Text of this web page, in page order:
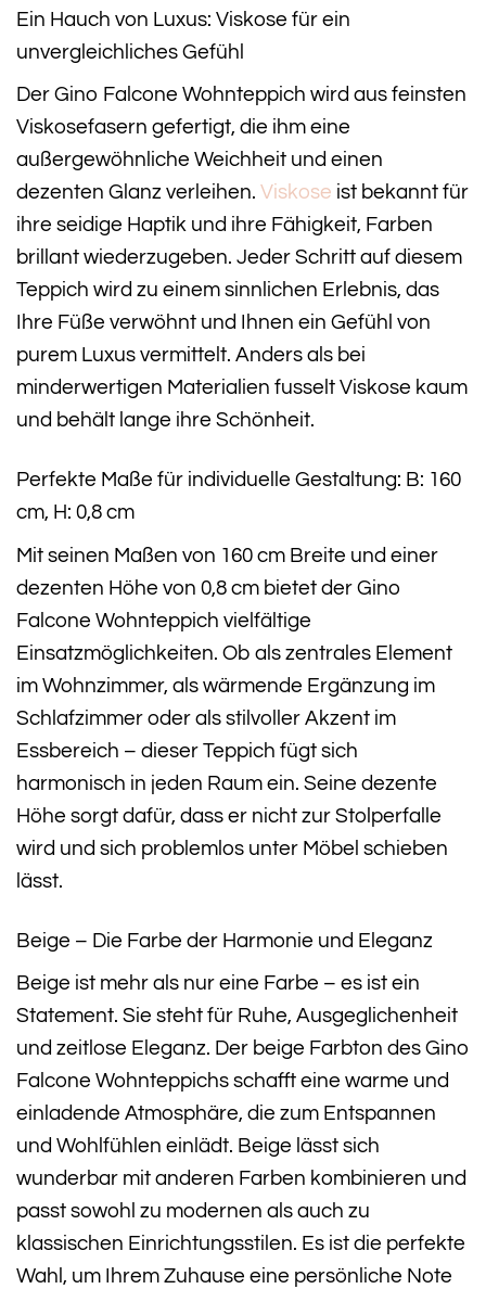
Ein Hauch von Luxus: Viskose für ein
unvergleichliches Gefühl
Der Gino Falcone Wohnteppich wird aus feinsten
Viskosefasern gefertigt, die ihm eine
außergewöhnliche Weichheit und einen
dezenten Glanz verleihen. Viskose ist bekannt für
ihre seidige Haptik und ihre Fähigkeit, Farben
brillant wiederzugeben. Jeder Schritt auf diesem
Teppich wird zu einem sinnlichen Erlebnis, das
Ihre Füße verwöhnt und Ihnen ein Gefühl von
purem Luxus vermittelt. Anders als bei
minderwertigen Materialien fusselt Viskose kaum
und behält lange ihre Schönheit.
Perfekte Maße für individuelle Gestaltung: B: 160
cm, H: 0,8 cm
Mit seinen Maßen von 160 cm Breite und einer
dezenten Höhe von 0,8 cm bietet der Gino
Falcone Wohnteppich vielfältige
Einsatzmöglichkeiten. Ob als zentrales Element
im Wohnzimmer, als wärmende Ergänzung im
Schlafzimmer oder als stilvoller Akzent im
Essbereich – dieser Teppich fügt sich
harmonisch in jeden Raum ein. Seine dezente
Höhe sorgt dafür, dass er nicht zur Stolperfalle
wird und sich problemlos unter Möbel schieben
lässt.
Beige – Die Farbe der Harmonie und Eleganz
Beige ist mehr als nur eine Farbe – es ist ein
Statement. Sie steht für Ruhe, Ausgeglichenheit
und zeitlose Eleganz. Der beige Farbton des Gino
Falcone Wohnteppichs schafft eine warme und
einladende Atmosphäre, die zum Entspannen
und Wohlfühlen einlädt. Beige lässt sich
wunderbar mit anderen Farben kombinieren und
passt sowohl zu modernen als auch zu
klassischen Einrichtungsstilen. Es ist die perfekte
Wahl, um Ihrem Zuhause eine persönliche Note